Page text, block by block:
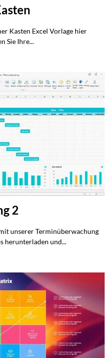
Kasten Excel Vorlage hier
Sie Ihre...
2
unserer Terminüberwachung
herunterladen und...